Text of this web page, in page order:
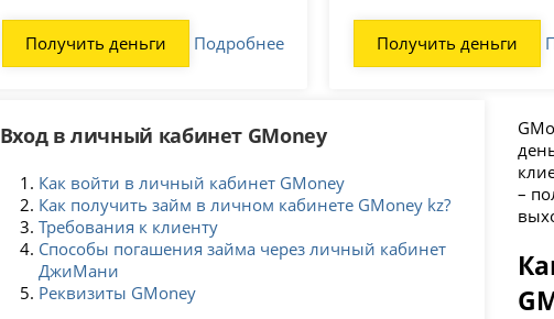
Получить деньги Подробнее Получить деньги
Вход в личный кабинет GMoney
Как войти в личный кабинет GMoney
Как получить займ в личном кабинете GMoney kz?
Требования к клиенту
Способы погашения займа через личный кабинет
ДжиМани
Реквизиты GMoney
–